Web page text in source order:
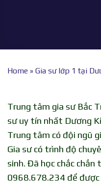
Home » Gia sư lớp 1 tại
Trung tâm gia sư Bắc
sư uy tín nhất Dương
Trung tâm có đội ngũ
Gia sư có trình độ
sinh. Đã học chắc chắn
0968.678.234 để